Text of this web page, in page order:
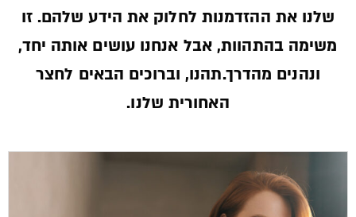
שלנו את ההזדמנות לחלוק את הידע שלהם. זו
משימה בהתהוות, אבל אנחנו עושים אותה יחד,
ונהנים מהדרך.תהנו, וברוכים הבאים לחצר
האחורית שלנו.­